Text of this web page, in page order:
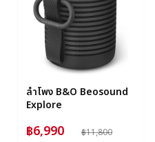
ลำโพง B&O Beosound
Explore
฿6,990 ฿11,800